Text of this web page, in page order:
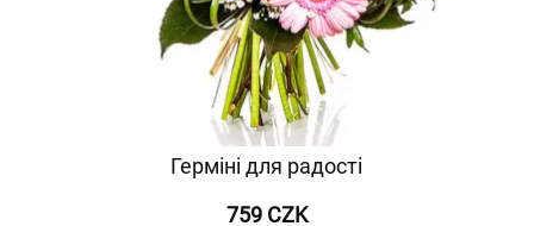
Герміні для радості
759 CZK